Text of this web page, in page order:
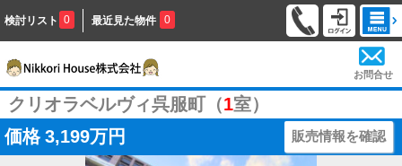
検討リスト 0 最近見た物件 0
お問合せ
クリオラベルヴィ呉服町（1室）
価格 3,199万円 販売情報を確認